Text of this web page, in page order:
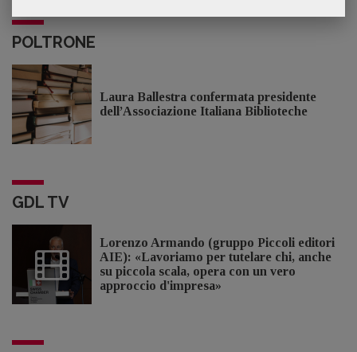
POLTRONE
Laura Ballestra confermata presidente
dell’Associazione Italiana Biblioteche
GDL TV
Lorenzo Armando (gruppo Piccoli editori
AIE): «Lavoriamo per tutelare chi, anche
su piccola scala, opera con un vero
approccio d'impresa»